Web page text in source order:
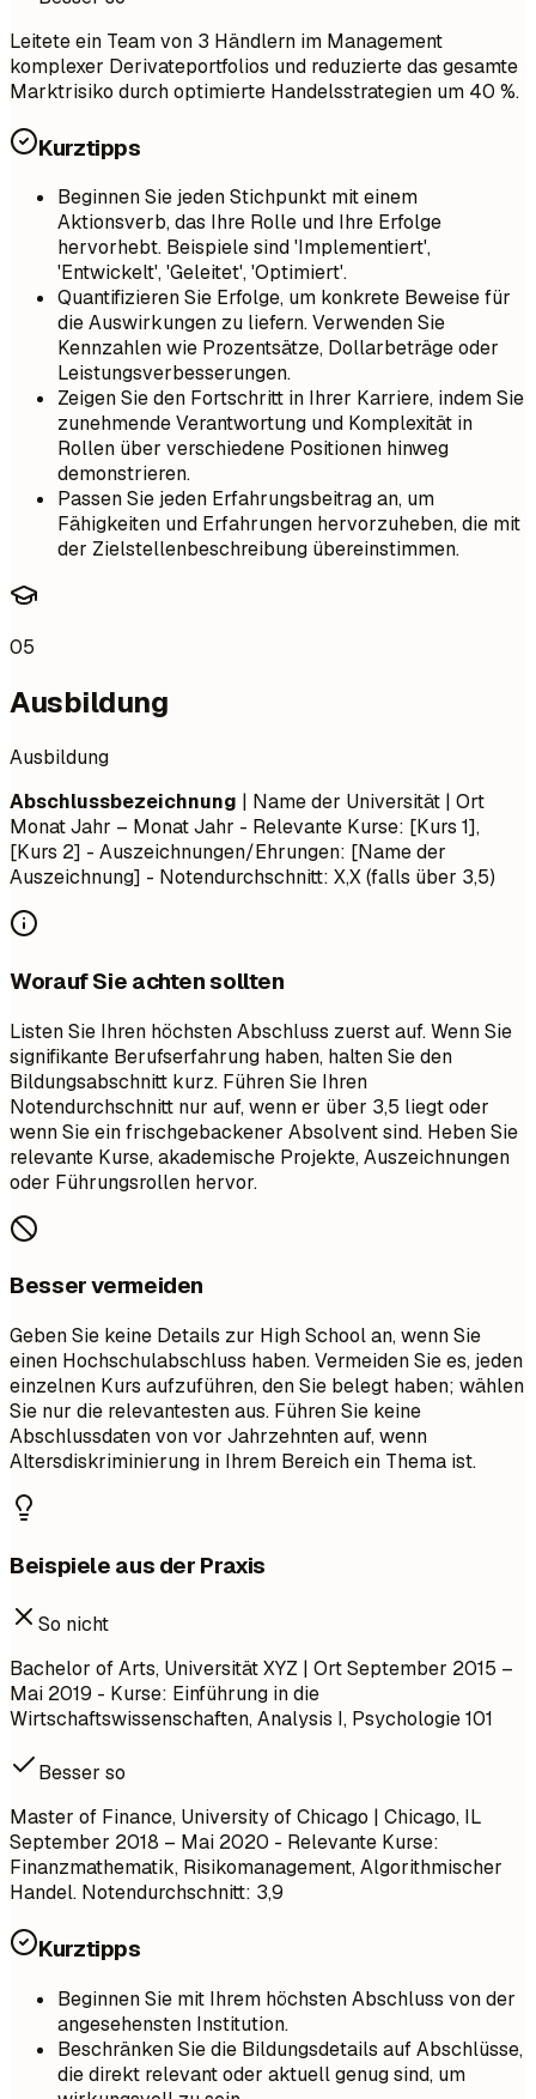
Leitete ein Team von 3 Händlern im Management
komplexer Derivateportfolios und reduzierte das gesamte
Marktrisiko durch optimierte Handelsstrategien um 40 %.
Kurztipps
Beginnen Sie jeden Stichpunkt mit einem
Aktionsverb, das Ihre Rolle und Ihre Erfolge
hervorhebt. Beispiele sind 'Implementiert',
'Entwickelt', 'Geleitet', 'Optimiert'.
Quantifizieren Sie Erfolge, um konkrete Beweise für
die Auswirkungen zu liefern. Verwenden Sie
Kennzahlen wie Prozentsätze, Dollarbeträge oder
Leistungsverbesserungen.
Zeigen Sie den Fortschritt in Ihrer Karriere, indem Sie
zunehmende Verantwortung und Komplexität in
Rollen über verschiedene Positionen hinweg
demonstrieren.
Passen Sie jeden Erfahrungsbeitrag an, um
Fähigkeiten und Erfahrungen hervorzuheben, die mit
der Zielstellenbeschreibung übereinstimmen.
05
Ausbildung
Ausbildung
Abschlussbezeichnung | Name der Universität | Ort
Monat Jahr – Monat Jahr - Relevante Kurse: [Kurs 1],
[Kurs 2] - Auszeichnungen/Ehrungen: [Name der
Auszeichnung] - Notendurchschnitt: X,X (falls über 3,5)
Worauf Sie achten sollten
Listen Sie Ihren höchsten Abschluss zuerst auf. Wenn Sie
signifikante Berufserfahrung haben, halten Sie den
Bildungsabschnitt kurz. Führen Sie Ihren
Notendurchschnitt nur auf, wenn er über 3,5 liegt oder
wenn Sie ein frischgebackener Absolvent sind. Heben Sie
relevante Kurse, akademische Projekte, Auszeichnungen
oder Führungsrollen hervor.
Besser vermeiden
Geben Sie keine Details zur High School an, wenn Sie
einen Hochschulabschluss haben. Vermeiden Sie es, jeden
einzelnen Kurs aufzuführen, den Sie belegt haben; wählen
Sie nur die relevantesten aus. Führen Sie keine
Abschlussdaten von vor Jahrzehnten auf, wenn
Altersdiskriminierung in Ihrem Bereich ein Thema ist.
Beispiele aus der Praxis
So nicht
Bachelor of Arts, Universität XYZ | OrtSeptember 2015 –
Mai 2019 - Kurse: Einführung in die
Wirtschaftswissenschaften, Analysis I, Psychologie 101
Besser so
Master of Finance, University of Chicago | Chicago, IL
September 2018 – Mai 2020 - Relevante Kurse:
Finanzmathematik, Risikomanagement, Algorithmischer
Handel. Notendurchschnitt: 3,9
Kurztipps
Beginnen Sie mit Ihrem höchsten Abschluss von der
angesehensten Institution.
Beschränken Sie die Bildungsdetails auf Abschlüsse,
die direkt relevant oder aktuell genug sind, um